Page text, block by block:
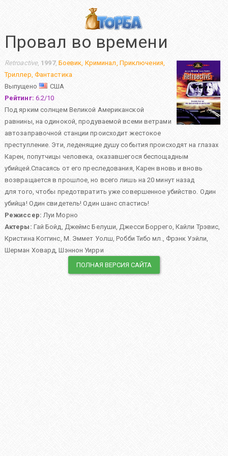
Провал во времени
Retroactive, 1997, Боевик, Криминал, Приключения,
Триллер, Фантастика
Выпущено
США
Рейтинг: 6.2/10
Под ярким солнцем Великой Американской
равнины, на одинокой, продуваемой всеми ветрами
автозаправочной станции происходит жестокое
преступление. Эти, леденящие душу события происходят на глазах
Карен, попутчицы человека, оказавшегося беспощадным
убийцей.Спасаясь от его преследования, Карен вновь и вновь
возвращается в прошлое, но всего лишь на 20 минут назад
для того, чтобы предотвратить уже совершенное убийство. Один
убийца! Один свидетель! Один шанс спастись!
Режиссер: Луи Морно
Актеры: Гай Бойд, Джеймс Белуши,Джесси Боррего, Кайли Трэвис,
Кристина Коггинс, М. Эммет Уолш,Робби Тибо мл., Фрэнк Уэйли,
Шерман Ховард,Шэннон Уирри
ПОЛНАЯ ВЕРСИЯ САЙТА